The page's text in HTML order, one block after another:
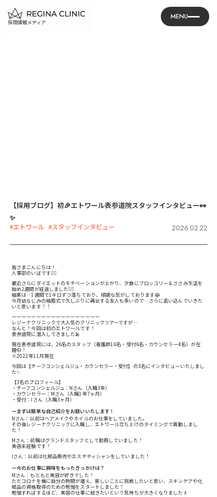
採用情報メディア
MENU
【採用ブログ】初🎉エトワール表参道院スタッフインタビュー👀
✨
#エトワール #スタッフインタビュー 2026.02.22
皆さまこんにちは！
人事部のいばです💁‍♀️
最近さらにダイエットのモチベーションが上がり、夕食にブロッコリー＆ささみ生活を
始め2週間が経過しました🏃‍♀️
結果は‥1週間で1キロずつ落ちており、順調な気がしております😂
今月幼なじみの結婚式で久しぶりに再会する友人も多いので‥さらに追い込んでいきた
いと思います！！
ーーーーーーーーーーーーーーーーーー
レジーナクリニックで大人気のクリニックツアーですが‥
なんと！今回は初のエトワールです！
表参道院に潜入してきました🎤
現在表参道院には、26名のスタッフ（看護師16名・受付6名・カウンセラー4名）が在
籍中！
※2022年11月現在
今回は【チーフコンシェルジュ・カウンセラー・受付】の3名にインタビューいたしまし
た✨
【3名のプロフィール】
・チーフコンシェルジュ：Nさん（入職3年）
・カウンセラー：Mさん（入職1年7ヶ月）
・受付：Iさん（入職3ヶ月）
ーまずは簡単な自己紹介をお願いいたします！
Nさん：以前はヘアメイクやネイルのお仕事をしていました。
その後レジーナクリニックに入職し、エトワール立ち上げのタイミングで異動しまし
た！
Mさん：前職はグランドスタッフとして勤務していました！
美容未経験です！
Iさん：以前は化粧品販売やエステティシャンをしていました！
ー今のお仕事に興味をもったきっかけは？
Mさん：もともと美容が好きでした！
ただコロナを機に自分の時間が増え、新しいことに挑戦したいと思い、スキンケアや化
粧品の資格取得のための勉強をスタートしました！
勉強すればするほど、美容の仕事に就きたいという気持ちが大きくなりました💄